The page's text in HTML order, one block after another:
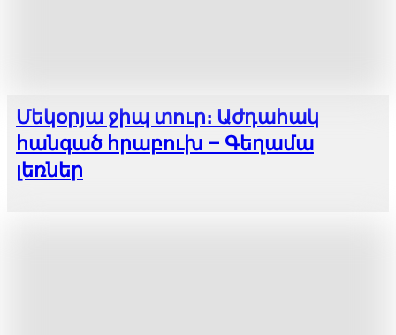
Մեկօրյա ջիպ տուր։ Աժդահակ
հանգած հրաբուխ – Գեղամա
լեռներ